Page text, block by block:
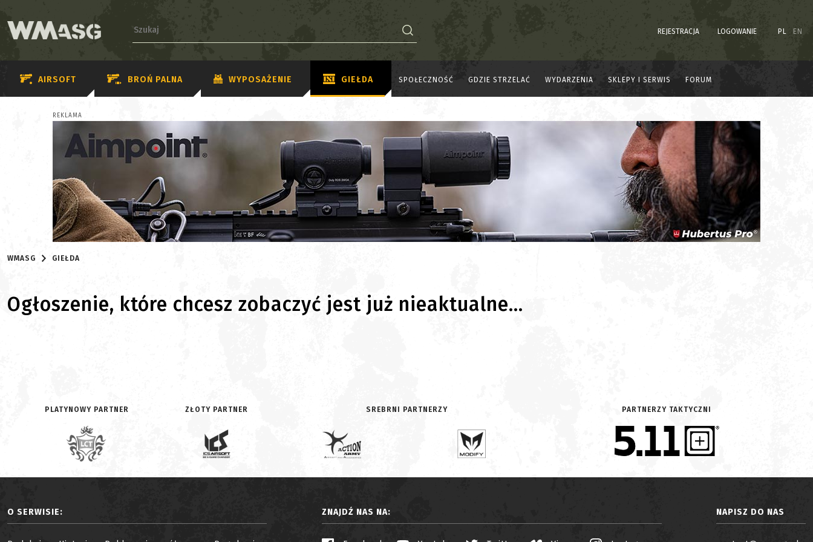
REJESTRACJA LOGOWANIE PL EN
AIRSOFT BROŃ PALNA WYPOSAŻENIE GIEŁDA SPOŁECZNOŚĆ GDZIE STRZELAĆ WYDARZENIA SKLEPY I SERWIS FORUM
REKLAMA
WMASG GIEŁDA
Ogłoszenie, które chcesz zobaczyć jest już nieaktualne...
PLATYNOWY PARTNER ZŁOTY PARTNER SREBRNI PARTNERZY PARTNERZY TAKTYCZNI
O SERWISIE: ZNAJDŹ NAS NA: NAPISZ DO NAS